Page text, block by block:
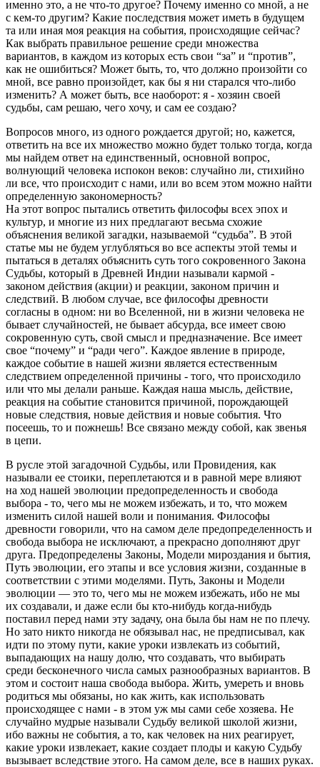
именно это, а не что-то другое? Почему именно со мной, а не
с кем-то другим? Какие последствия может иметь в будущем
та или иная моя реакция на события, происходящие сейчас?
Как выбрать правильное решение среди множества
вариантов, в каждом из которых есть свои “за” и “против”,
как не ошибиться? Может быть, то, что должно произойти со
мной, все равно произойдет, как бы я ни старался что-либо
изменить? А может быть, все наоборот: я - хозяин своей
судьбы, сам решаю, чего хочу, и сам ее создаю?
Вопросов много, из одного рождается другой; но, кажется,
ответить на все их множество можно будет только тогда, когда
мы найдем ответ на единственный, основной вопрос,
волнующий человека испокон веков: случайно ли, стихийно
ли все, что происходит с нами, или во всем этом можно найти
определенную закономерность?
На этот вопрос пытались ответить философы всех эпох и
культур, и многие из них предлагают весьма схожие
объяснения великой загадки, называемой “судьба”. В этой
статье мы не будем углубляться во все аспекты этой темы и
пытаться в деталях объяснить суть того сокровенного Закона
Судьбы, который в Древней Индии называли кармой -
законом действия (акции) и реакции, законом причин и
следствий. В любом случае, все философы древности
согласны в одном: ни во Вселенной, ни в жизни человека не
бывает случайностей, не бывает абсурда, все имеет свою
сокровенную суть, свой смысл и предназначение. Все имеет
свое “почему” и “ради чего”. Каждое явление в природе,
каждое событие в нашей жизни является естественным
следствием определенной причины - того, что происходило
или что мы делали раньше. Каждая наша мысль, действие,
реакция на событие становится причиной, порождающей
новые следствия, новые действия и новые события. Что
посеешь, то и пожнешь! Все связано между собой, как звенья
в цепи.
В русле этой загадочной Судьбы, или Провидения, как
называли ее стоики, переплетаются и в равной мере влияют
на ход нашей эволюции предопределенность и свобода
выбора - то, чего мы не можем избежать, и то, что можем
изменить силой нашей воли и понимания. Философы
древности говорили, что на самом деле предопределенность и
свобода выбора не исключают, а прекрасно дополняют друг
друга. Предопределены Законы, Модели мироздания и бытия,
Путь эволюции, его этапы и все условия жизни, созданные в
соответствии с этими моделями. Путь, Законы и Модели
эволюции — это то, чего мы не можем избежать, ибо не мы
их создавали, и даже если бы кто-нибудь когда-нибудь
поставил перед нами эту задачу, она была бы нам не по плечу.
Но зато никто никогда не обязывал нас, не предписывал, как
идти по этому пути, какие уроки извлекать из событий,
выпадающих на нашу долю, что создавать, что выбирать
среди бесконечного числа самых разнообразных вариантов. В
этом и состоит наша свобода выбора. Жить, умереть и вновь
родиться мы обязаны, но как жить, как использовать
происходящее с нами - в этом уж мы сами себе хозяева. Не
случайно мудрые называли Судьбу великой школой жизни,
ибо важны не события, а то, как человек на них реагирует,
какие уроки извлекает, какие создает плоды и какую Судьбу
вызывает вследствие этого. На самом деле, все в наших руках.